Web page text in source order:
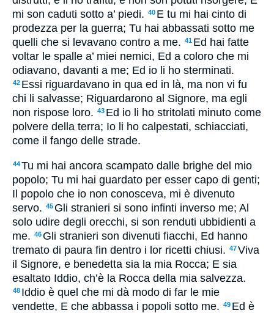
mi son caduti sotto a’ piedi. 40 E tu mi hai cinto di
prodezza per la guerra; Tu hai abbassati sotto me
quelli che si levavano contro a me. 41 Ed hai fatte
voltar le spalle a’ miei nemici, Ed a coloro che mi
odiavano, davanti a me; Ed io li ho sterminati.
42 Essi riguardavano in qua ed in là, ma non vi fu
chi li salvasse; Riguardarono al Signore, ma egli
non rispose loro. 43 Ed io li ho stritolati minuto come
polvere della terra; Io li ho calpestati, schiacciati,
come il fango delle strade.
44Tu mi hai ancora scampato dalle brighe del mio
popolo; Tu mi hai guardato per esser capo di genti;
Il popolo che io non conosceva, mi è divenuto
servo. 45 Gli stranieri si sono infinti inverso me; Al
solo udire degli orecchi, si son renduti ubbidienti a
me. 46 Gli stranieri son divenuti fiacchi, Ed hanno
tremato di paura fin dentro i lor ricetti chiusi. 47Viva
il Signore, e benedetta sia la mia Rocca; E sia
esaltato Iddio, ch’è la Rocca della mia salvezza.
48 Iddio è quel che mi dà modo di far le mie
vendette, E che abbassa i popoli sotto me. 49 Ed è